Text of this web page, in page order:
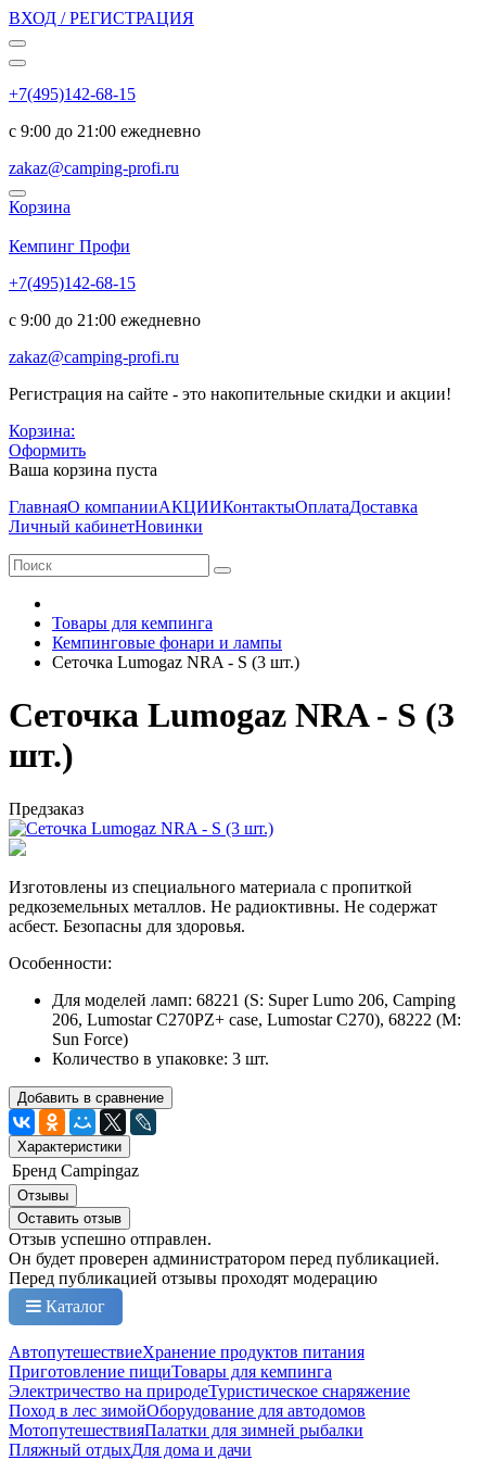
ВХОД / РЕГИСТРАЦИЯ
+7(495)142-68-15
с 9:00 до 21:00 ежедневно
zakaz@camping-profi.ru
Корзина
Кемпинг Профи
+7(495)142-68-15
с 9:00 до 21:00 ежедневно
zakaz@camping-profi.ru
Регистрация на сайте - это накопительные скидки и акции!
Корзина:
Оформить
Ваша корзина пуста
ГлавнаяО компанииАКЦИИКонтактыОплатаДоставка
Личный кабинетНовинки
Товары для кемпинга
Кемпинговые фонари и лампы
Сеточка Lumogaz NRA - S (3 шт.)
Сеточка Lumogaz NRA - S (3
шт.)
Предзаказ
Изготовлены из специального материала с пропиткой
редкоземельных металлов. Не радиоктивны. Не содержат
асбест. Безопасны для здоровья.
Особенности:
Для моделей ламп: 68221 (S: Super Lumo 206, Camping
206, Lumostar C270PZ+ case, Lumostar C270), 68222 (M:
Sun Force)
Количество в упаковке: 3 шт.
Добавить в сравнение
Характеристики
Бренд Campingaz
Отзывы
Оставить отзыв
Отзыв успешно отправлен.
Он будет проверен администратором перед публикацией.
Перед публикацией отзывы проходят модерацию
Каталог
АвтопутешествиеХранение продуктов питания
Приготовление пищиТовары для кемпинга
Электричество на природеТуристическое снаряжение
Поход в лес зимойОборудование для автодомов
МотопутешествияПалатки для зимней рыбалки
Пляжный отдыхДля дома и дачи